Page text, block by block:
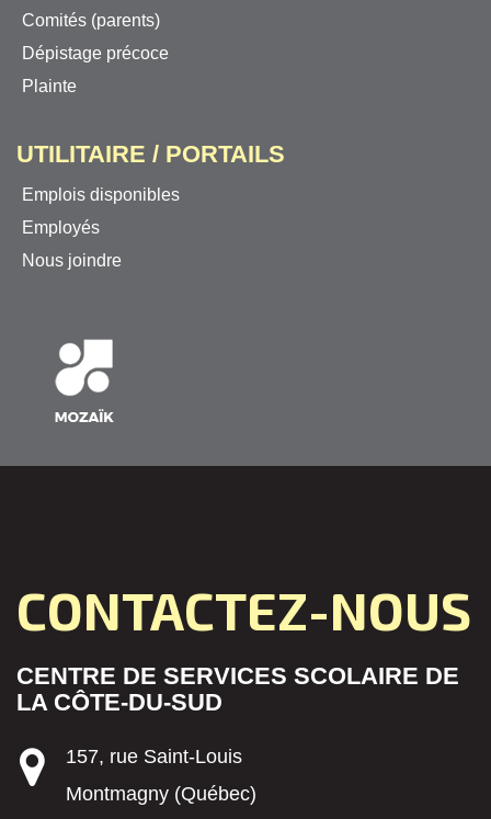
Comités (parents)
Dépistage précoce
Plainte
UTILITAIRE / PORTAILS
Emplois disponibles
Employés
Nous joindre
CONTACTEZ-NOUS
CENTRE DE SERVICES SCOLAIRE DE
LA CÔTE-DU-SUD
157, rue Saint-Louis
Montmagny (Québec)